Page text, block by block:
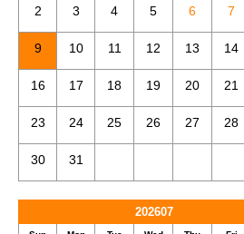
2 3 4 5 6 7
9 10 11 12 13 14
16 17 18 19 20 21
23 24 25 26 27 28
30 31
202607